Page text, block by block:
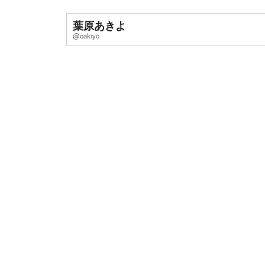
葉原あきよ
@oakiyo